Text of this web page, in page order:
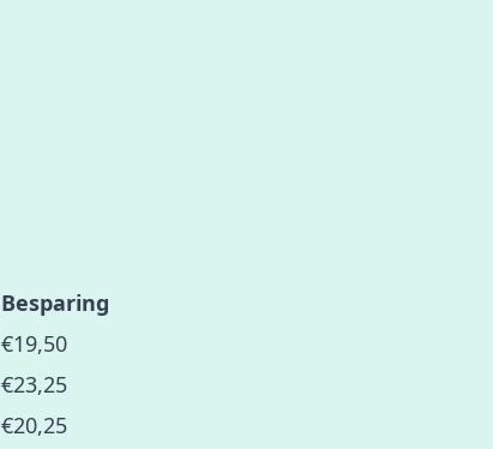
Besparing
€19,50
€23,25
€20,25